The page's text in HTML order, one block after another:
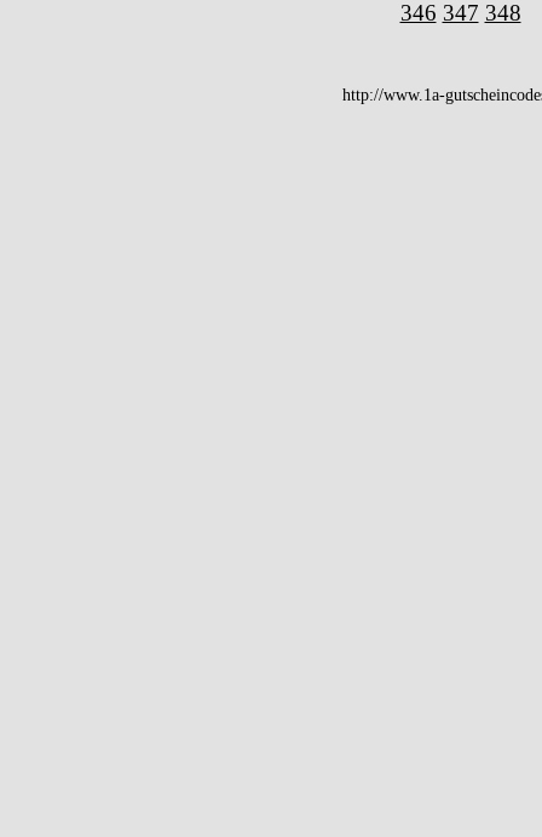
346 347 348
http://www.1a-